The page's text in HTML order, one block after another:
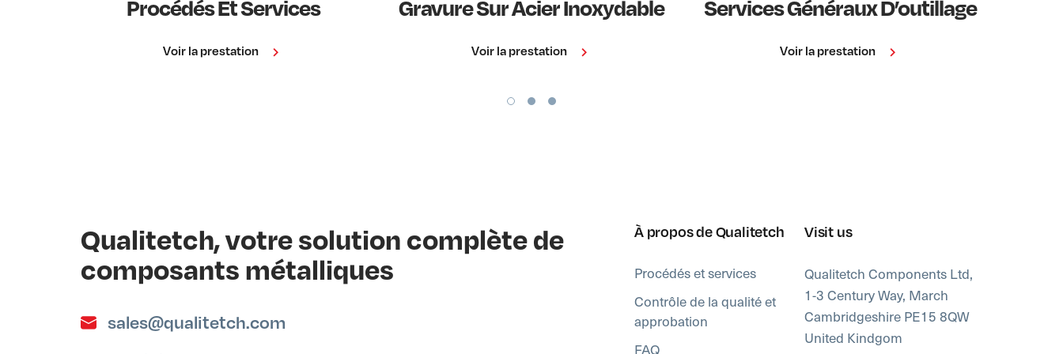
Procédés Et Services
Voir la prestation
Gravure Sur Acier Inoxydable
Voir la prestation
Services Généraux D’outillage
Voir la prestation
Qualitetch, votre solution complète de
composants métalliques
sales@qualitetch.com
À propos de Qualitetch
Procédés et services
Contrôle de la qualité et
approbation
FAQ
Visit us
Qualitetch Components Ltd,
1-3 Century Way, March
Cambridgeshire PE15 8QW
United Kindgom